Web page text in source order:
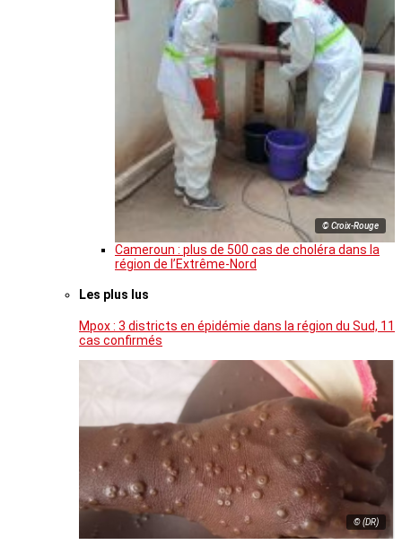
© Croix-Rouge
Cameroun : plus de 500 cas de choléra dans la
région de l’Extrême-Nord
Les plus lus
Mpox : 3 districts en épidémie dans la région du Sud, 11
cas confirmés
© (DR)